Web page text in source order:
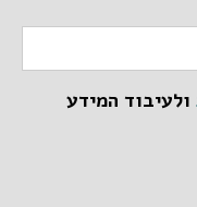
ולעיבוד המידע